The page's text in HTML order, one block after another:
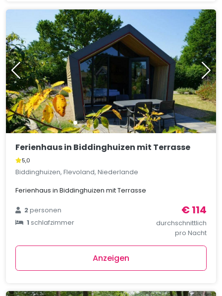
Ferienhaus in Biddinghuizen mit Terrasse
5,0
Biddinghuizen, Flevoland, Niederlande
Ferienhaus in Biddinghuizen mit Terrasse
2personen
1schlafzimmer
€ 114
durchschnittlich
pro Nacht
Anzeigen